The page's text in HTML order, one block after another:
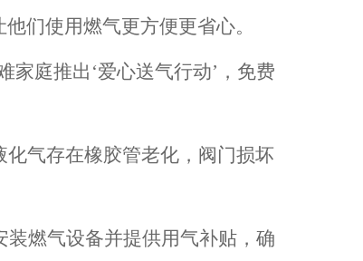
们使用燃气更方便更省心。
庭推出‘爱心送气行动’，免费
气存在橡胶管老化，阀门损坏
装燃气设备并提供用气补贴，确